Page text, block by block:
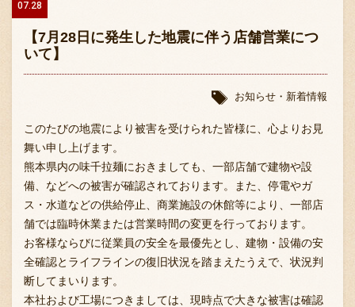
07.28
【7月28日に発生した地震に伴う店舗営業につ
いて】
お知らせ・新着情報
このたびの地震により被害を受けられた皆様に、心よりお見
舞い申し上げます。
熊本県内の味千拉麺におきましても、一部店舗で建物や設
備、などへの被害が確認されております。また、停電やガ
ス・水道などの供給停止、商業施設の休館等により、一部店
舗では臨時休業または営業時間の変更を行っております。
お客様ならびに従業員の安全を最優先とし、建物・設備の安
全確認とライフラインの復旧状況を踏まえたうえで、状況判
断してまいります。
本社および工場につきましては、現時点で大きな被害は確認